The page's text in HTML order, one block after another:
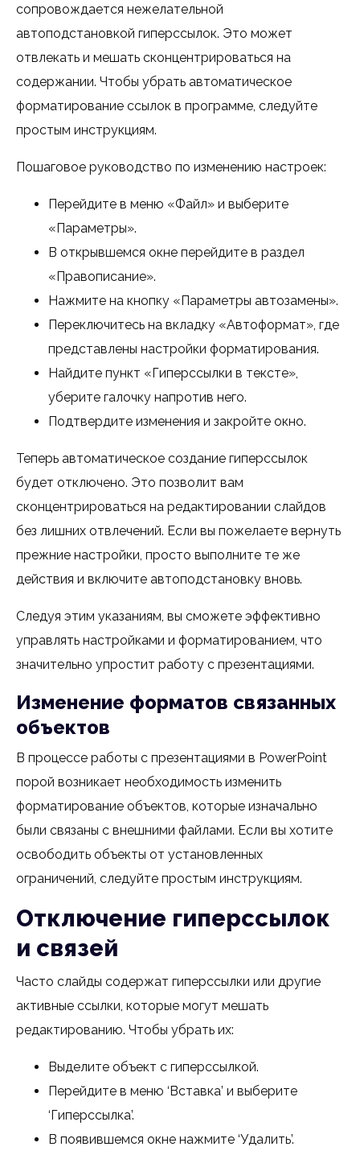
сопровождается нежелательной
автоподстановкой гиперссылок. Это может
отвлекать и мешать сконцентрироваться на
содержании. Чтобы убрать автоматическое
форматирование ссылок в программе, следуйте
простым инструкциям.
Пошаговое руководство по изменению настроек:
Перейдите в меню «Файл» и выберите
«Параметры».
В открывшемся окне перейдите в раздел
«Правописание».
Нажмите на кнопку «Параметры автозамены».
Переключитесь на вкладку «Автоформат», где
представлены настройки форматирования.
Найдите пункт «Гиперссылки в тексте»,
уберите галочку напротив него.
Подтвердите изменения и закройте окно.
Теперь автоматическое создание гиперссылок
будет отключено. Это позволит вам
сконцентрироваться на редактировании слайдов
без лишних отвлечений. Если вы пожелаете вернуть
прежние настройки, просто выполните те же
действия и включите автоподстановку вновь.
Следуя этим указаниям, вы сможете эффективно
управлять настройками и форматированием, что
значительно упростит работу с презентациями.
Изменение форматов связанных
объектов
В процессе работы с презентациями в PowerPoint
порой возникает необходимость изменить
форматирование объектов, которые изначально
были связаны с внешними файлами. Если вы хотите
освободить объекты от установленных
ограничений, следуйте простым инструкциям.
Отключение гиперссылок
и связей
Часто слайды содержат гиперссылки или другие
активные ссылки, которые могут мешать
редактированию. Чтобы убрать их:
Выделите объект с гиперссылкой.
Перейдите в меню ‘Вставка’ и выберите
‘Гиперссылка’.
В появившемся окне нажмите ‘Удалить’.